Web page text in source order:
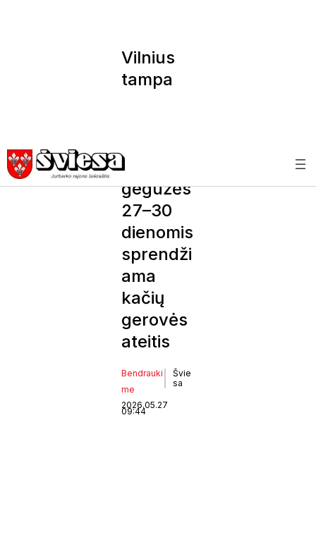
Vilnius
tampa
sostine:
gegužės
27–30
dienomis
sprendži
ama
kačių
gerovės
ateitis
Bendrauki
me
Švie
sa
2026.05.27
09:44